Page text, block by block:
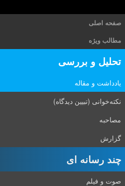
صفحه اصلی
مطالب ویژه
تحلیل و بررسی
یادداشت و مقاله
نکته‌خوانی (تبیین دیدگاه)
مصاحبه
گزارش
چند رسانه ای
صوت و فیلم